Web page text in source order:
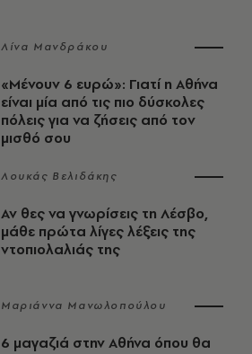
Λίνα Μανδράκου
«Μένουν 6 ευρώ»: Γιατί η Αθήνα
είναι μία από τις πιο δύσκολες
πόλεις για να ζήσεις από τον
μισθό σου
Λουκάς Βελιδάκης
Αν θες να γνωρίσεις τη Λέσβο,
μάθε πρώτα λίγες λέξεις της
ντοπιολαλιάς της
Μαριάννα Μανωλοπούλου
6 μαγαζιά στην Αθήνα όπου θα